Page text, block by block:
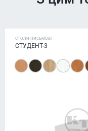
СТОЛИ ПИСЬМОВІ
СТУДЕНТ-3